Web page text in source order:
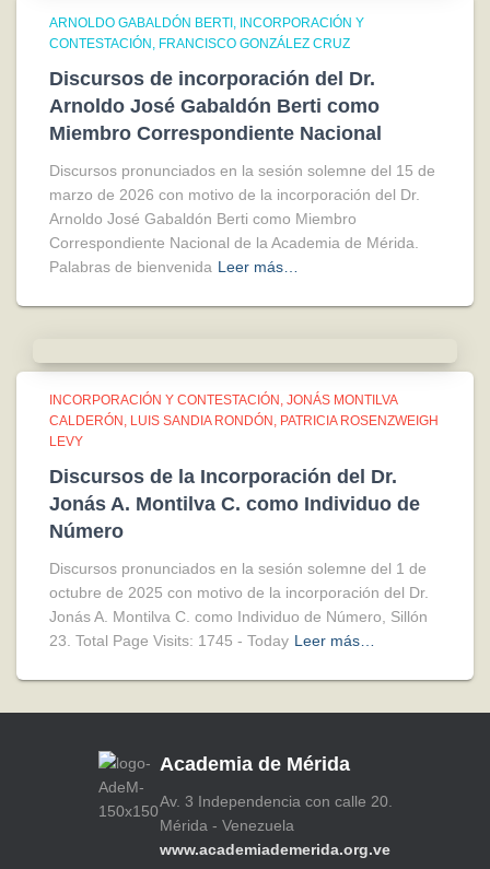
ARNOLDO GABALDÓN BERTI
INCORPORACIÓN Y
CONTESTACIÓN
FRANCISCO GONZÁLEZ CRUZ
Discursos de incorporación del Dr.
Arnoldo José Gabaldón Berti como
Miembro Correspondiente Nacional
Discursos pronunciados en la sesión solemne del 15 de
marzo de 2026 con motivo de la incorporación del Dr.
Arnoldo José Gabaldón Berti como Miembro
Correspondiente Nacional de la Academia de Mérida.
Palabras de bienvenida Leer más…
INCORPORACIÓN Y CONTESTACIÓN JONÁS MONTILVA
CALDERÓN
LUIS SANDIA RONDÓN
PATRICIA ROSENZWEIGH
LEVY
Discursos de la Incorporación del Dr.
Jonás A. Montilva C. como Individuo de
Número
Discursos pronunciados en la sesión solemne del 1 de
octubre de 2025 con motivo de la incorporación del Dr.
Jonás A. Montilva C. como Individuo de Número, Sillón
23. Total Page Visits: 1745 - Today Leer más…
Academia de Mérida
Av. 3 Independencia con calle 20.
Mérida - Venezuela
www.academiademerida.org.ve